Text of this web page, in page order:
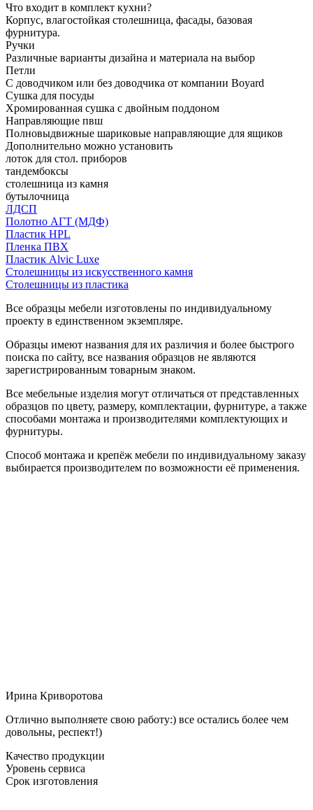
Что входит в комплект кухни?
Корпус, влагостойкая столешница, фасады, базовая
фурнитура.
Ручки
Различные варианты дизайна и материала на выбор
Петли
С доводчиком или без доводчика от компании Boyard
Сушка для посуды
Хромированная сушка с двойным поддоном
Направляющие пвш
Полновыдвижные шариковые направляющие для ящиков
Дополнительно можно установить
лоток для стол. приборов
тандембоксы
столешница из камня
бутылочница
ЛДСП
Полотно АГТ (МДФ)
Пластик HPL
Пленка ПВХ
Пластик Alvic Luxe
Столешницы из искусственного камня
Столешницы из пластика
Все образцы мебели изготовлены по индивидуальному
проекту в единственном экземпляре.
Образцы имеют названия для их различия и более быстрого
поиска по сайту, все названия образцов не являются
зарегистрированным товарным знаком.
Все мебельные изделия могут отличаться от представленных
образцов по цвету, размеру, комплектации, фурнитуре, а также
способами монтажа и производителями комплектующих и
фурнитуры.
Способ монтажа и крепёж мебели по индивидуальному заказу
выбирается производителем по возможности её применения.
Ирина Криворотова
Отлично выполняете свою работу:) все остались более чем
довольны, респект!)
Качество продукции
Уровень сервиса
Срок изготовления